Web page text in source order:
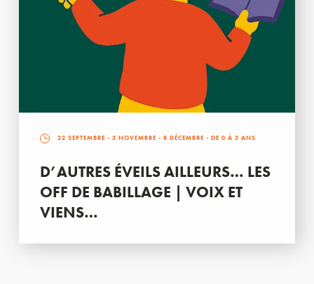
22 SEPTEMBRE - 3 NOVEMBRE - 8 DÉCEMBRE - DE 0 À 3 ANS
D’AUTRES ÉVEILS AILLEURS… LES
OFF DE BABILLAGE | VOIX ET
VIENS…